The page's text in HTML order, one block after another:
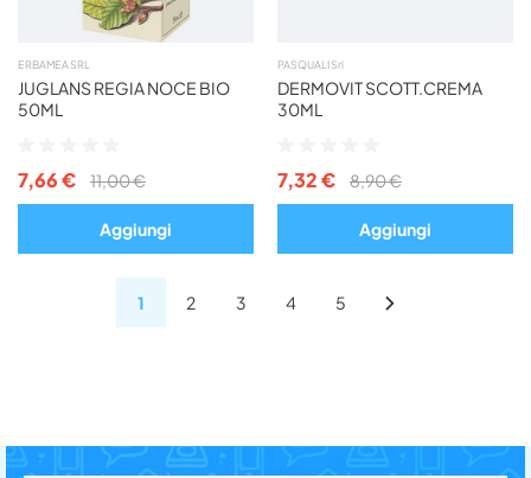
ERBAMEA SRL
JUGLANS REGIA NOCE BIO
50ML
7,66 € 11,00 €
Aggiungi
PASQUALI Srl
DERMOVIT SCOTT.CREMA
30ML
7,32 € 8,90 €
Aggiungi
1 2 3 4 5